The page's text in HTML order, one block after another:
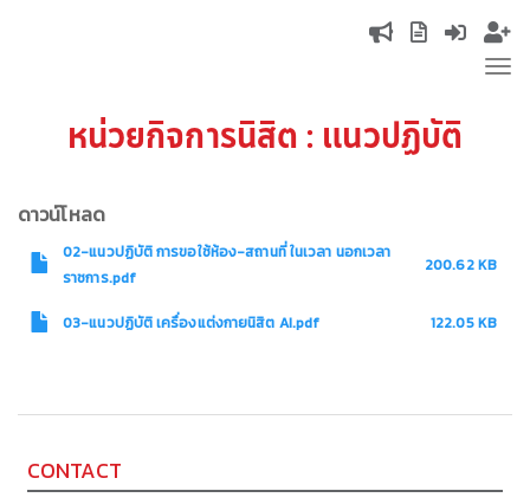
navigation
หน่วยกิจการนิสิต : แนวปฏิบัติ
ดาวน์โหลด
02-แนวปฏิบัติ การขอใช้ห้อง-สถานที่ ในเวลา นอกเวลา
ราชการ.pdf
200.62 KB
03-แนวปฏิบัติ เครื่องแต่งกายนิสิต AI.pdf 122.05 KB
CONTACT